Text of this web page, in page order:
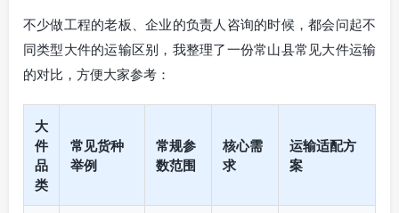
不少做工程的老板、企业的负责人咨询的时候，都会问起不
同类型大件的运输区别，我整理了一份常山县常见大件运输
的对比，方便大家参考：
大
件
品
类
常见货种
举例
常规参
数范围
核心需
求
运输适配方
案